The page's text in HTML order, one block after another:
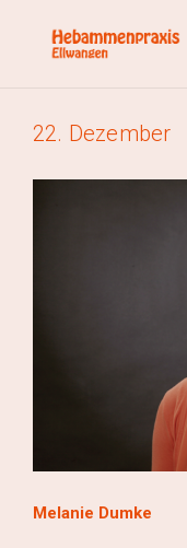
22. Dezember
Melanie Dumke